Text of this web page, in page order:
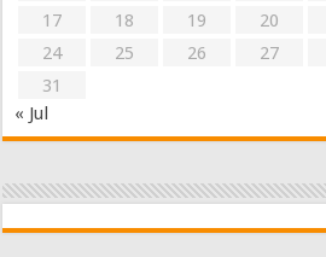
17
18 19 20
24
25 26 27
31
« Jul